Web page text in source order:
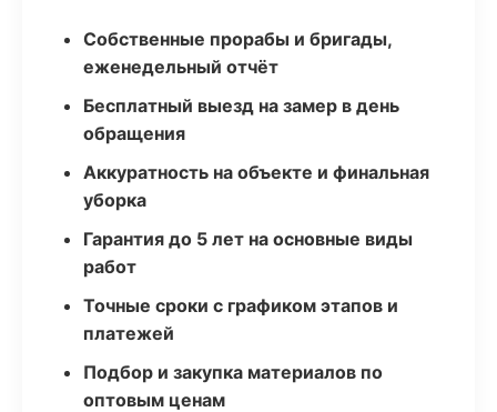
Собственные прорабы и бригады,
еженедельный отчёт
Бесплатный выезд на замер в день
обращения
Аккуратность на объекте и финальная
уборка
Гарантия до 5 лет на основные виды
работ
Точные сроки с графиком этапов и
платежей
Подбор и закупка материалов по
оптовым ценам